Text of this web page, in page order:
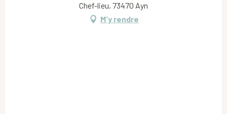
Chef-lieu, 73470 Ayn
M'y rendre